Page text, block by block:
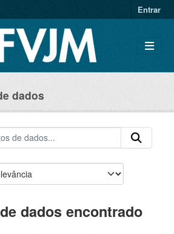
Entrar
dados
dados encontrado